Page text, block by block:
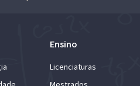
Ensino
Licenciaturas